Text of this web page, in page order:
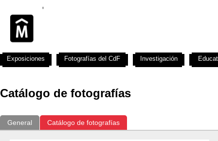
Catálogo de fotografías
General Catálogo de fotografías
Exposiciones Fotografías del CdF Investigación